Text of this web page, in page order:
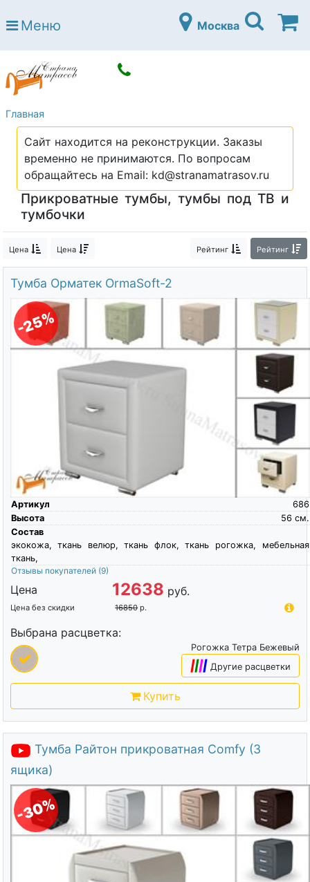
Страна матрасов
Open submenu (Матрасы)
Open submenu (Кровати)
Кровати
Open submenu (Аксессуары)
Open submenu (Диваны)
Диваны
Open submenu (Постельное белье)
Постельное белье
Open submenu (Мебель)
Мебель
Open submenu (Основания)
Основания
Open submenu (Детские матрасы)
Детские матрасы
Open submenu (Детские кровати)
Open submenu (Шкафы)
Шкафы
О компании
Контакты
Доставка по городу
Меню Москва
Главная
Сайт находится на реконструкции. Заказы
временно не принимаются. По вопросам
обращайтесь на Email: kd@stranamatrasov.ru
Прикроватные тумбы, тумбы под ТВ и
тумбочки
Цена Цена Рейтинг Рейтинг
Тумба Орматек OrmaSoft-2
-25%
Артикул
686
Высота
см.
56
Состав
экокожа, ткань велюр, ткань флок, ткань рогожка, мебельная
ткань,
Отзывы покупателей (9)
Цена 12638 руб.
Цена без скидки 16850 р.
Выбрана расцветка:
Рогожка Тетра Бежевый
|||| Другие расцветки
Купить
Тумба Райтон прикроватная Comfy (3
ящика)
-30%